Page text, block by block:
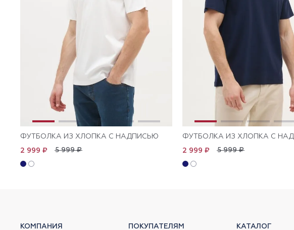
ФУТБОЛКА ИЗ ХЛОПКА С НАДПИСЬЮ
5 999 ₽
2 999 ₽
ФУТБОЛКА ИЗ ХЛОПКА С
5 999 ₽
2 999 ₽
КОМПАНИЯ ПОКУПАТЕЛЯМ КАТАЛОГ